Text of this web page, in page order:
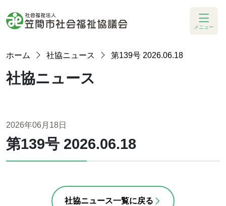
メニュー
ホーム 社協ニュース 第139号 2026.06.18
社協ニュース
2026年06月18日
第139号 2026.06.18
社協ニュース一覧に戻る